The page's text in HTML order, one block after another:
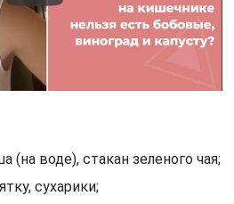
(на воде), стакан зеленого чая;
сухарики;